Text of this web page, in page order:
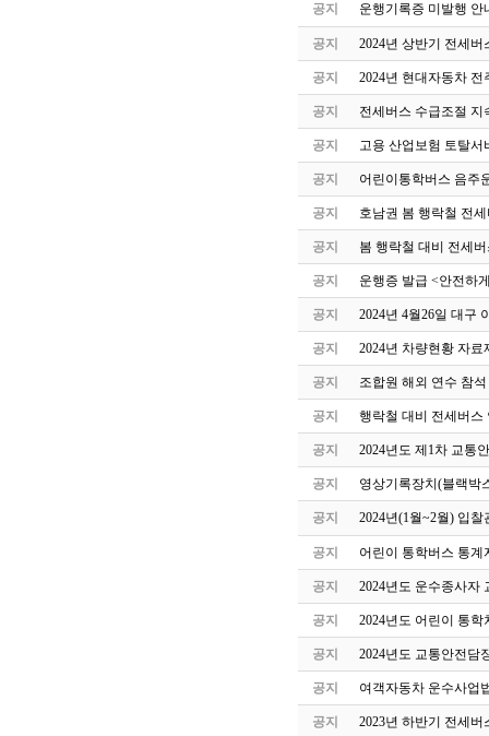
공지 운행기록증 미발행 안
공지 2024년 상반기 전세
공지 2024년 현대자동차
공지 전세버스 수급조절 지
공지 고용 산업보험 토탈서
공지 어린이통학버스 음주
공지 호남권 봄 행락철 전
공지 봄 행락철 대비 전세
공지 운행증 발급 <안전하
공지 2024년 4월26일 대구
공지 2024년 차량현황 자료
공지 조합원 해외 연수 참
공지 행락철 대비 전세버스
공지 2024년도 제1차 교통
공지 영상기록장치(블랙박
공지 2024년(1월~2월) 입
공지 어린이 통학버스 통계
공지 2024년도 운수종사자
공지 2024년도 어린이 통
공지 2024년도 교통안전담
공지 여객자동차 운수사업
공지 2023년 하반기 전세